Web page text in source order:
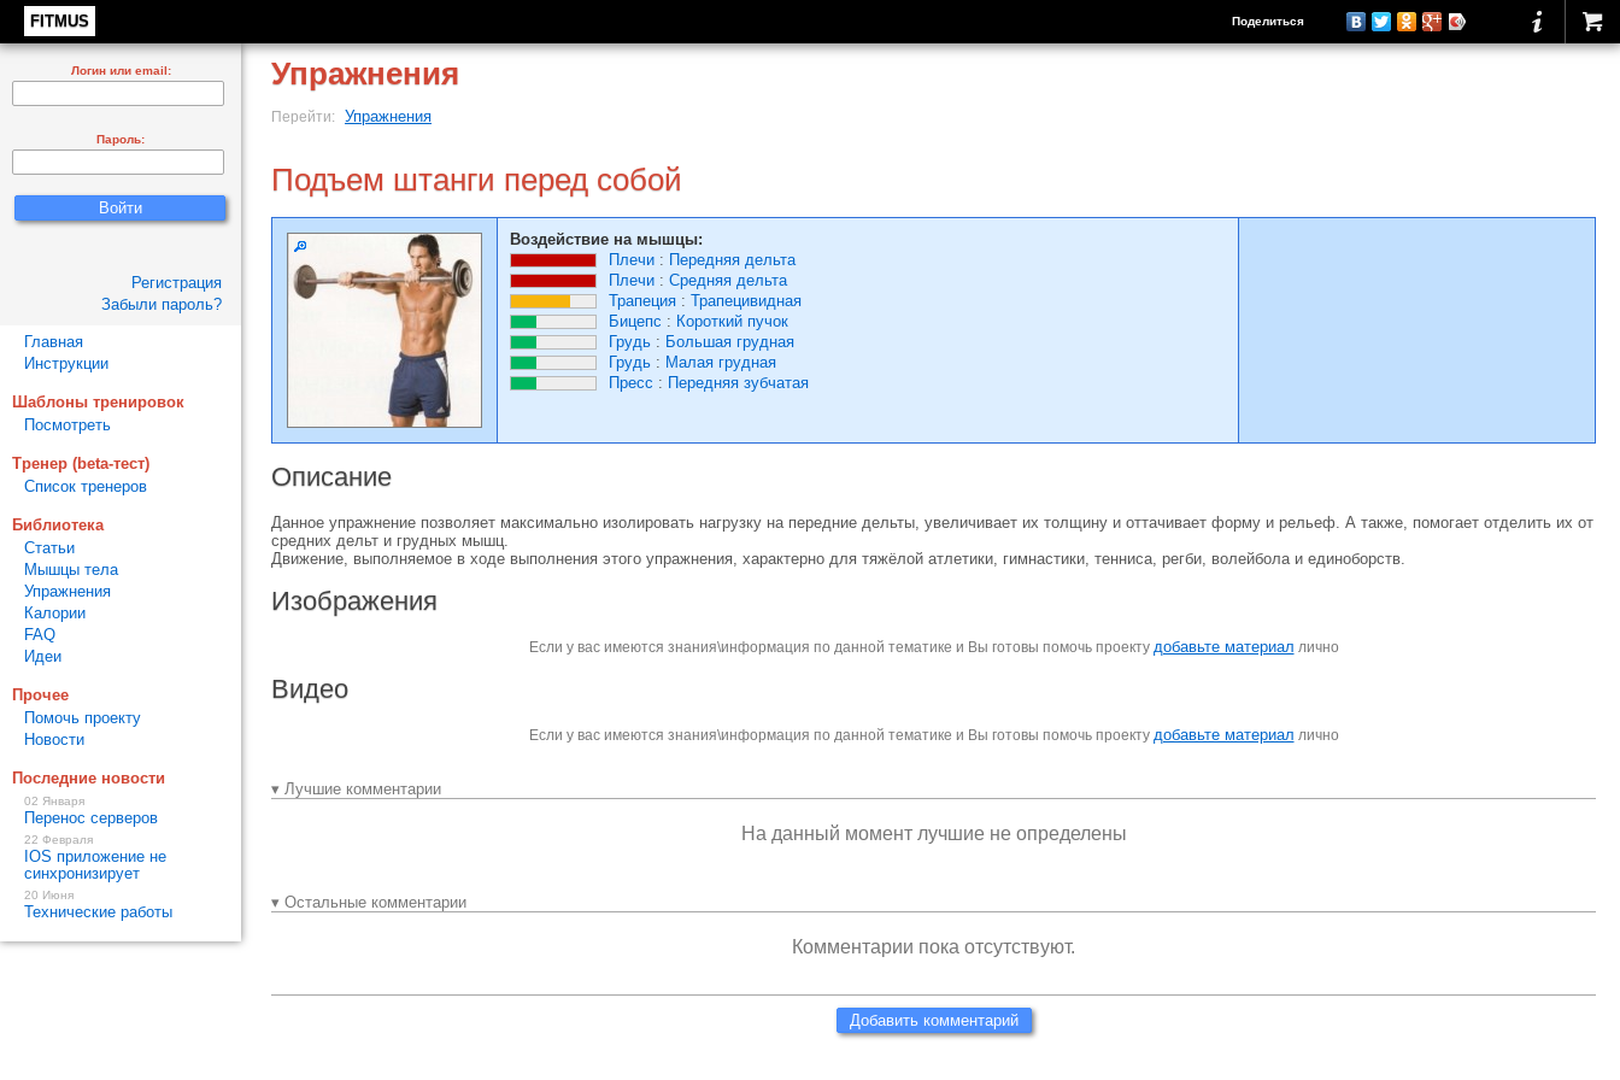
FITMUS Поделиться
Упражнения
Перейти: Упражнения
Подъем штанги перед собой
Воздействие на мышцы:
Плечи : Передняя дельта
Плечи : Средняя дельта
Трапеция : Трапецивидная
Бицепс : Короткий пучок
Грудь : Большая грудная
Грудь : Малая грудная
Пресс : Передняя зубчатая
Описание
Данное упражнение позволяет максимально изолировать нагрузку на передние дельты, увеличивает их толщину и оттачивает форму и рельеф. А также, помогает отделить их от
средних дельт и грудных мышц.
Движение, выполняемое в ходе выполнения этого упражнения, характерно для тяжёлой атлетики, гимнастики, тенниса, регби, волейбола и единоборств.
Изображения
Если у вас имеются знания\информация по данной тематике и Вы готовы помочь проекту добавьте материал лично
Видео
Если у вас имеются знания\информация по данной тематике и Вы готовы помочь проекту добавьте материал лично
▾ Лучшие комментарии
На данный момент лучшие не определены
▾ Остальные комментарии
Комментарии пока отсутствуют.
Добавить комментарий
Логин или email:
Пароль:
Регистрация
Забыли пароль?
Главная
Инструкции
Шаблоны тренировок
Посмотреть
Тренер (beta-тест)
Список тренеров
Библиотека
Статьи
Мышцы тела
Упражнения
Калории
FAQ
Идеи
Прочее
Помочь проекту
Новости
Последние новости
02 Января
Перенос серверов
22 Февраля
IOS приложение не
синхронизирует
20 Июня
Технические работы